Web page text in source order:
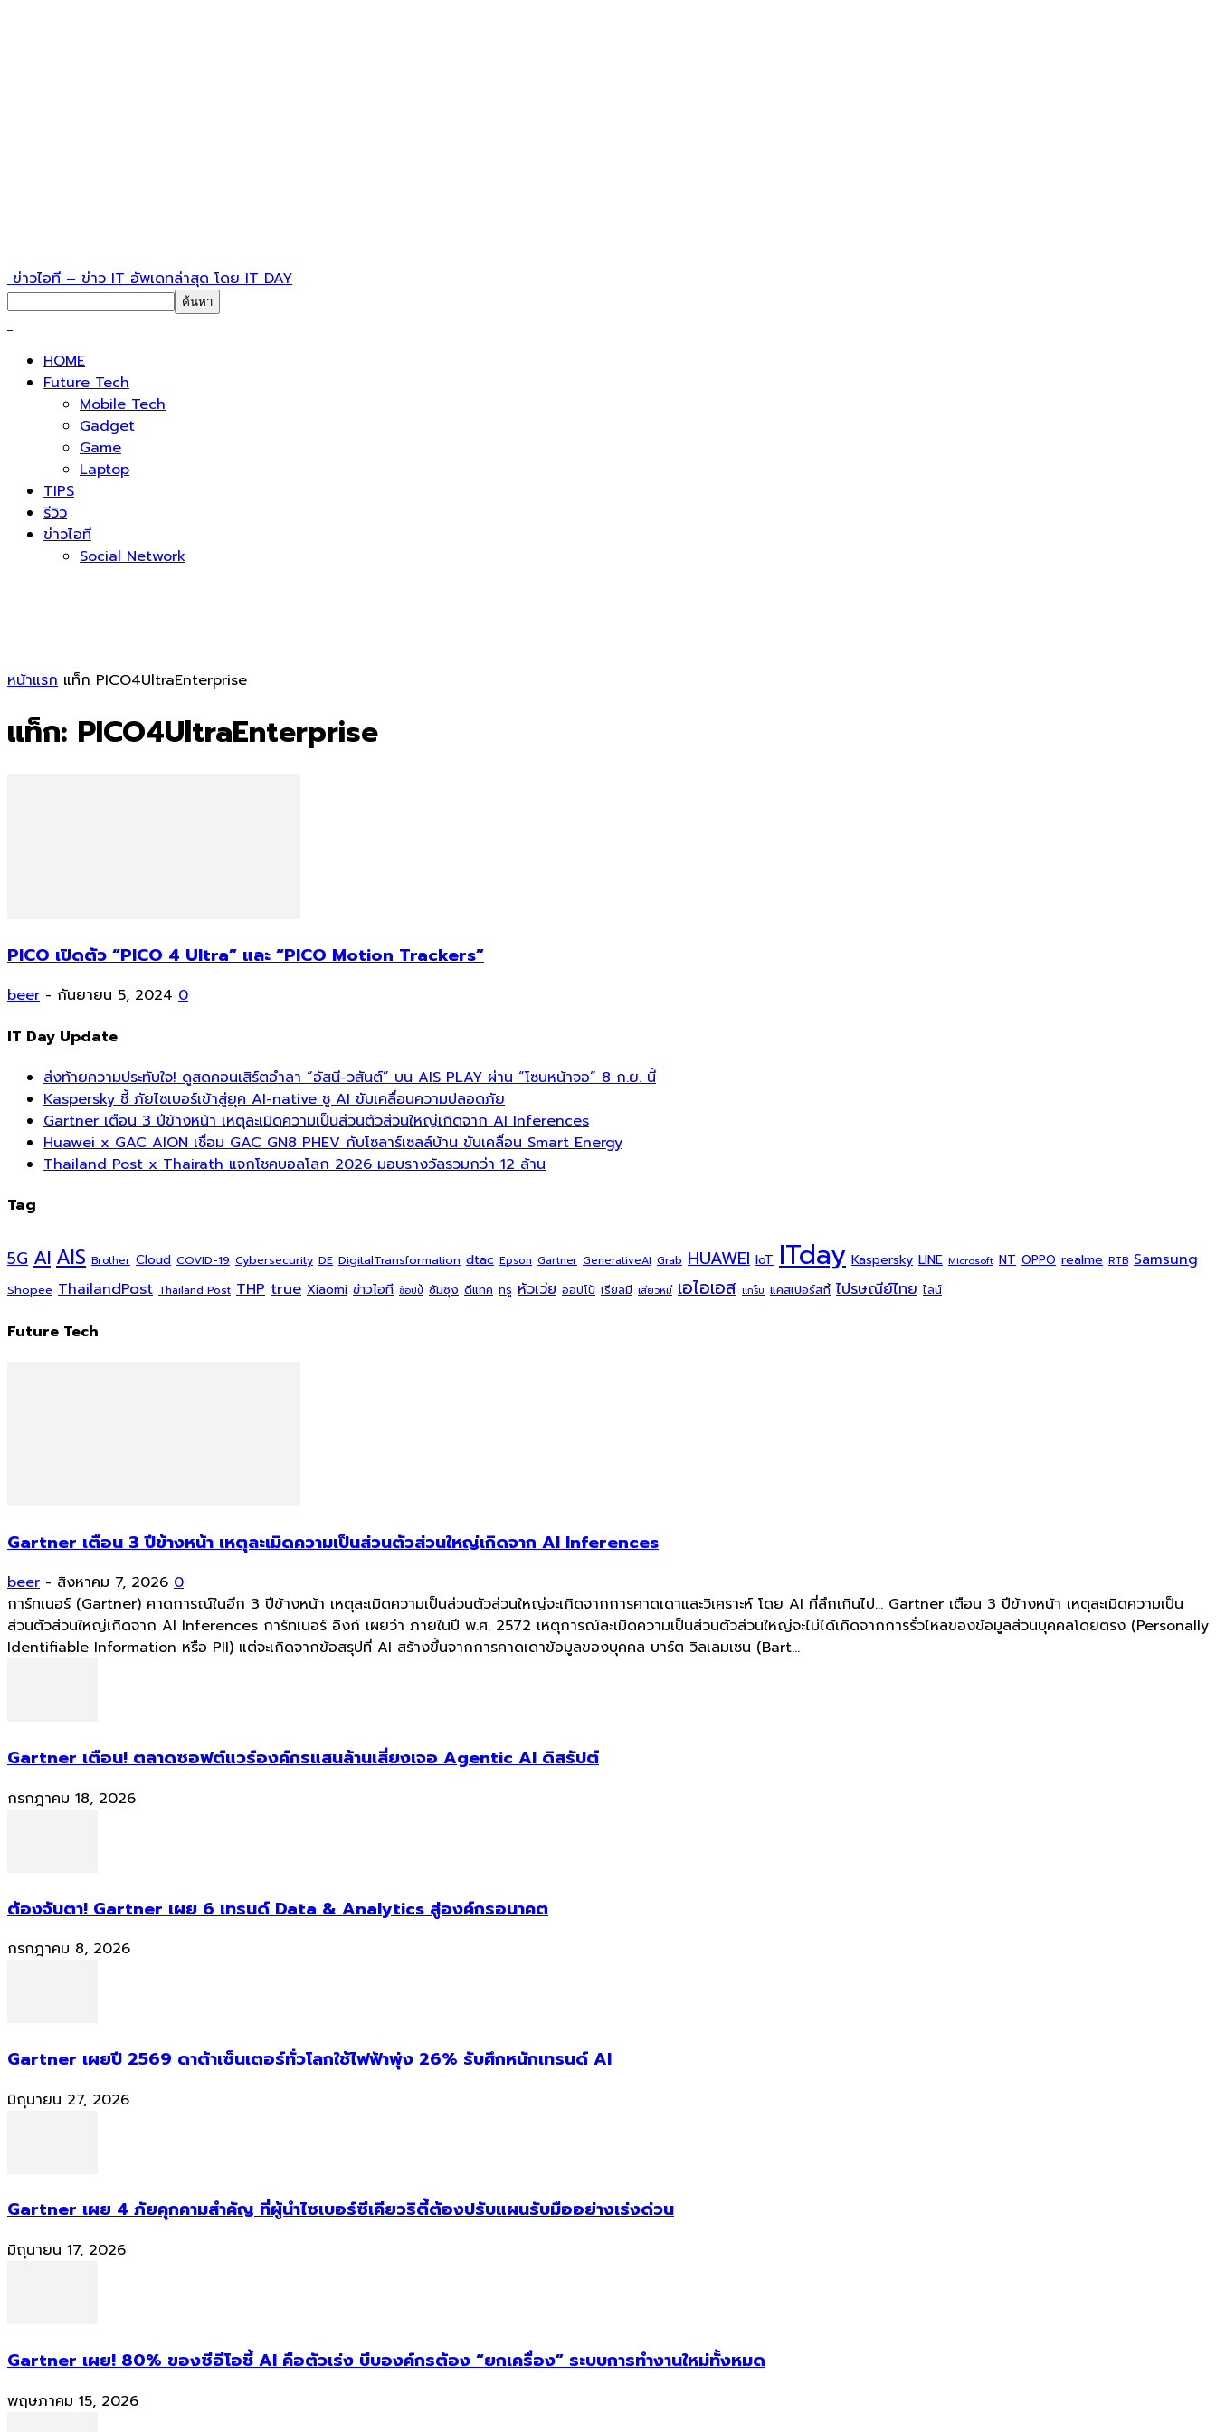
ข่าวไอที – ข่าว IT อัพเดทล่าสุด โดย IT DAY
HOME
Future Tech
Mobile Tech
Gadget
Game
Laptop
TIPS
รีวิว
ข่าวไอที
Social Network
หน้าแรก แท็ก PICO4UltraEnterprise
แท็ก: PICO4UltraEnterprise
PICO เปิดตัว “PICO 4 Ultra” และ “PICO Motion Trackers”
beer - กันยายน 5, 2024 0
IT Day Update
ส่งท้ายความประทับใจ! ดูสดคอนเสิร์ตอำลา “อัสนี-วสันต์” บน AIS PLAY ผ่าน “โซนหน้าจอ” 8 ก.ย. นี้
Kaspersky ชี้ ภัยไซเบอร์เข้าสู่ยุค AI-native ชู AI ขับเคลื่อนความปลอดภัย
Gartner เตือน 3 ปีข้างหน้า เหตุละเมิดความเป็นส่วนตัวส่วนใหญ่เกิดจาก AI Inferences
Huawei x GAC AION เชื่อม GAC GN8 PHEV กับโซลาร์เซลล์บ้าน ขับเคลื่อน Smart Energy
Thailand Post x Thairath แจกโชคบอลโลก 2026 มอบรางวัลรวมกว่า 12 ล้าน
Tag
5G AI AIS Brother Cloud COVID-19 Cybersecurity DE DigitalTransformation dtac Epson Gartner GenerativeAI Grab HUAWEI IoT ITday Kaspersky LINE Microsoft NT OPPO realme RTB Samsung
Shopee ThailandPost Thailand Post THP true Xiaomi ข่าวไอที ช้อปปี้ ซัมซุง ดีแทค ทรู หัวเว่ย ออปโป้ เรียลมี เสียวหมี่ เอไอเอส แกร็บ แคสเปอร์สกี้ ไปรษณีย์ไทย ไลน์
Future Tech
Gartner เตือน 3 ปีข้างหน้า เหตุละเมิดความเป็นส่วนตัวส่วนใหญ่เกิดจาก AI Inferences
beer - สิงหาคม 7, 2026 0
การ์ทเนอร์ (Gartner) คาดการณ์ในอีก 3 ปีข้างหน้า เหตุละเมิดความเป็นส่วนตัวส่วนใหญ่จะเกิดจากการคาดเดาและวิเคราะห์ โดย AI ที่ลึกเกินไป... Gartner เตือน 3 ปีข้างหน้า เหตุละเมิดความเป็น
ส่วนตัวส่วนใหญ่เกิดจาก AI Inferences การ์ทเนอร์ อิงก์ เผยว่า ภายในปี พ.ศ. 2572 เหตุการณ์ละเมิดความเป็นส่วนตัวส่วนใหญ่จะไม่ได้เกิดจากการรั่วไหลของข้อมูลส่วนบุคคลโดยตรง (Personally
Identifiable Information หรือ PII) แต่จะเกิดจากข้อสรุปที่ AI สร้างขึ้นจากการคาดเดาข้อมูลของบุคคล บาร์ต วิลเลมเซน (Bart...
Gartner เตือน! ตลาดซอฟต์แวร์องค์กรแสนล้านเสี่ยงเจอ Agentic AI ดิสรัปต์
กรกฎาคม 18, 2026
ต้องจับตา! Gartner เผย 6 เทรนด์ Data & Analytics สู่องค์กรอนาคต
กรกฎาคม 8, 2026
Gartner เผยปี 2569 ดาต้าเซ็นเตอร์ทั่วโลกใช้ไฟฟ้าพุ่ง 26% รับศึกหนักเทรนด์ AI
มิถุนายน 27, 2026
Gartner เผย 4 ภัยคุกคามสำคัญ ที่ผู้นำไซเบอร์ซีเคียวริตี้ต้องปรับแผนรับมืออย่างเร่งด่วน
มิถุนายน 17, 2026
Gartner เผย! 80% ของซีอีโอชี้ AI คือตัวเร่ง บีบองค์กรต้อง “ยกเครื่อง” ระบบการทำงานใหม่ทั้งหมด
พฤษภาคม 15, 2026